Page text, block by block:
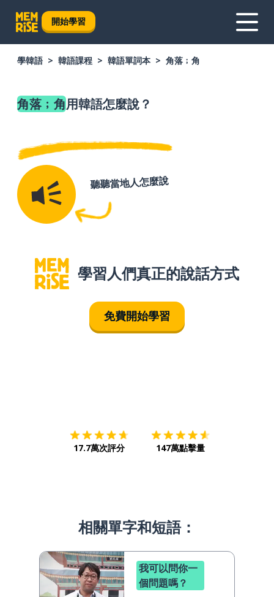
開始學習
學韓語 韓語課程 韓語單詞本 角落﹔角
角落﹔角用韓語怎麼說？
聽聽當地人怎麼說
學習人們真正的說話方式
免費開始學習
17.7萬次評分 147萬點擊量
相關單字和短語：
我可以問你一
個問題嗎？